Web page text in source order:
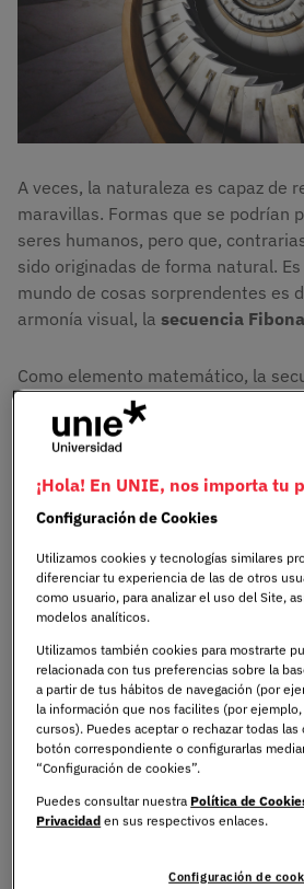
A veces, la naturaleza es capaz de
maravillas. Formas que se podrían
seres humanos, pero que,
sido originadas de forma natural.
mundo de cosas sorprendentes es
armonía visual, la secuencia
Como elemento matemático, la
tiene explicación, pero como la
que implican números, suelen ser
comprender para la mayoría de
formación en este campo. Para
hemos contactado con
, para que nos contagie su
nos enseñe la parte bonita de las
Su historia comienza en las aulas
profesores consiguieron
ciencias y, sintiéndose en deuda,
todo lo aprendido a los futuros
cuenta con una sensibilidad e
más humana de los números,
supone “la máxima expresión de
matemáticas”. ¿Y cómo
matemático? Pues, por ejemplo, en
¡Hola! En UNIE, nos importa tu
Configuración de Cookies
Utilizamos cookies y tecnologías similares
diferenciar tu experiencia de las de otros
como usuario, para analizar el uso del Site,
modelos analíticos.
Utilizamos también cookies para mostrarte
relacionada con tus preferencias sobre la
a partir de tus hábitos de navegación (por
la información que nos facilites (por
cursos). Puedes aceptar o rechazar todas
botón correspondiente o configurarlas
“Configuración de cookies”.
Puedes consultar nuestra Política de
Privacidad en sus respectivos enlaces.
Configuración de